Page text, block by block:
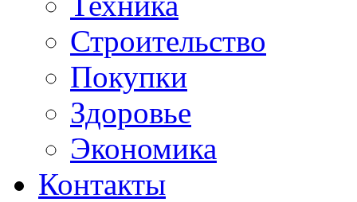
Строительство
Покупки
Здоровье
Экономика
Контакты